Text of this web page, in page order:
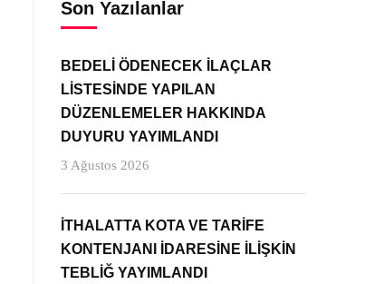
Son Yazılanlar
BEDELİ ÖDENECEK İLAÇLAR
LİSTESİNDE YAPILAN
DÜZENLEMELER HAKKINDA
DUYURU YAYIMLANDI
3 Ağustos 2026
İTHALATTA KOTA VE TARİFE
KONTENJANI İDARESİNE İLİŞKİN
TEBLİĞ YAYIMLANDI